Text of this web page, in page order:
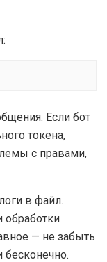
Если бот
токена,
с правами,
в файл.
обработки
— не забыть